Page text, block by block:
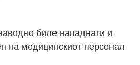
биле нападнати и
на медицинскиот персонал